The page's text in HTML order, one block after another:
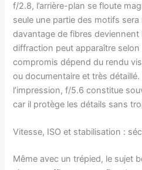
f/2.8, l’arrière-plan se floute
seule une partie des motifs
davantage de fibres deviennent
diffraction peut apparaître selon
compromis dépend du rendu
ou documentaire et très
l’impression, f/5.6 constitue
car il protège les détails sans
Vitesse, ISO et stabilisation :
Même avec un trépied, le sujet